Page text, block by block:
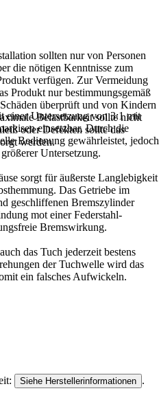
sollten nur von Personen
die nötigen Kenntnisse zum
verfügen. Zur Vermeidung
Produkt nur bestimmungsgemäß
überprüft und von Kindern
Belastbarkeit sollte nicht
oder Defekten sollte das
werden.
einer Untersetzung von 3:1 mit
einsetzbar. Durch die
Bedienung gewährleistet, jedoch
Untersetzung.
sorgt für äußerste Langlebigkeit
Das Getriebe im
geschliffenen Bremszylinder
mot einer Federstahl-
Bremswirkung.
das Tuch jederzeit bestens
der Tuchwelle wird das
ein falsches Aufwickeln.
Siehe Herstellerinformationen .